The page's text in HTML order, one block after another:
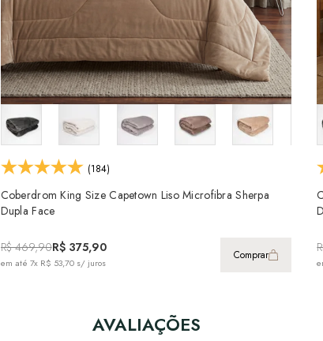
(184)
Coberdrom King Size Capetown Liso Microfibra Sherpa
Dupla Face
R$ 469,90R$ 375,90
em até 7x R$ 53,70 s/ juros
Comprar
AVALIAÇÕES